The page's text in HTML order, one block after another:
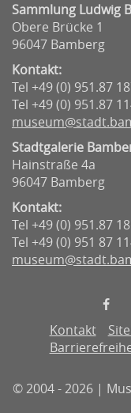
Sammlung Ludwig
Obere Brücke 1
96047 Bamberg
Kontakt:
Tel +49 (0) 951.87
Tel +49 (0) 951.87
Stadtgalerie
Hainstraße 4a
96047 Bamberg
Kontakt:
Tel +49 (0) 951.87
Tel +49 (0) 951 87
der
Kontakt
© 2004 - 2026 |